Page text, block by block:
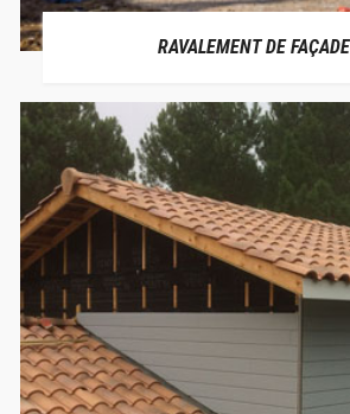
RAVALEMENT DE